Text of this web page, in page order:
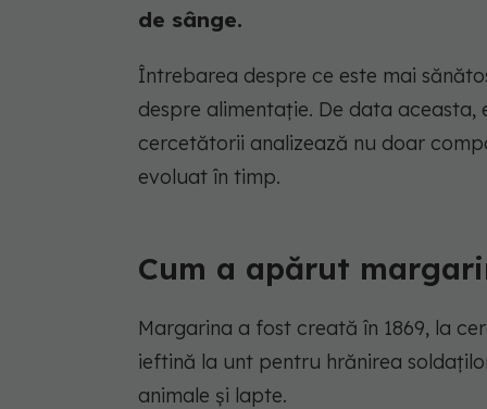
de sânge.
Întrebarea despre ce este mai
despre alimentație. De data
cercetătorii analizează nu doar
evoluat în timp.
Cum a apărut
Margarina a fost creată în 1869, la
ieftină la unt pentru hrănirea
animale și lapte.